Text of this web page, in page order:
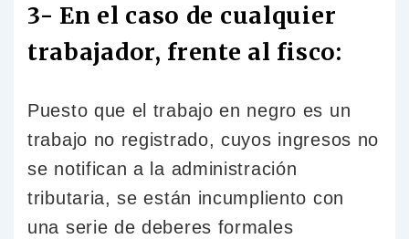
3- En el caso de cualquier
trabajador, frente al fisco:
Puesto que el trabajo en negro es un
trabajo no registrado, cuyos ingresos no
se notifican a la administración
tributaria, se están incumpliento con
una serie de deberes formales